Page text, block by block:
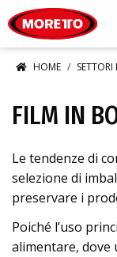
HOME
FILM IN
Le tendenze di
selezione di
preservare i
Poiché l’uso
alimentare, dove